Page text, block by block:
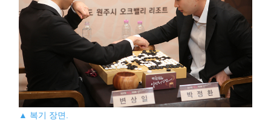
▲ 복기 장면.